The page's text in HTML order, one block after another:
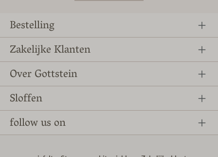
Bestelling
Zakelijke Klanten
Over Gottstein
Sloffen
follow us on